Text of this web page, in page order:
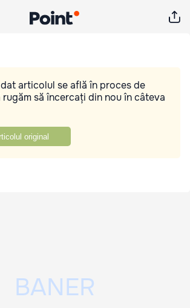
articolul se află în proces de
să încercați din nou în câteva
original